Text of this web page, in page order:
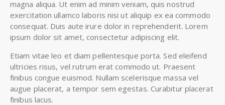
magna aliqua. Ut enim ad minim veniam, quis nostrud
exercitation ullamco laboris nisi ut aliquip ex ea commodo
consequat. Duis aute irure dolor in reprehenderit. Lorem
ipsum dolor sit amet, consectetur adipiscing elit.
Etiam vitae leo et diam pellentesque porta. Sed eleifend
ultricies risus, vel rutrum erat commodo ut. Praesent
finibus congue euismod. Nullam scelerisque massa vel
augue placerat, a tempor sem egestas. Curabitur placerat
finibus lacus.